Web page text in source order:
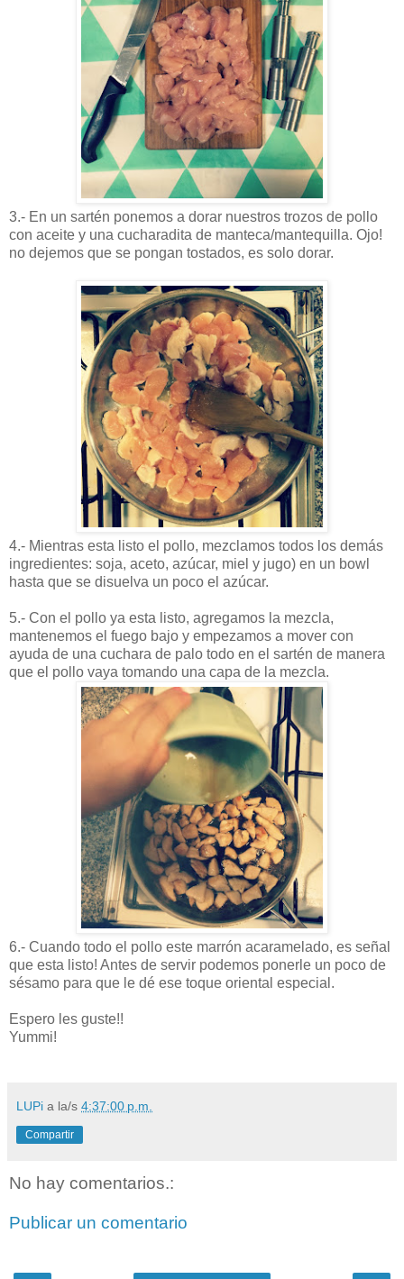
3.- En un sartén ponemos a dorar nuestros trozos de pollo
con aceite y una cucharadita de manteca/mantequilla. Ojo!
no dejemos que se pongan tostados, es solo dorar.
4.- Mientras esta listo el pollo, mezclamos todos los demás
ingredientes: soja, aceto, azúcar, miel y jugo) en un bowl
hasta que se disuelva un poco el azúcar.
5.- Con el pollo ya esta listo, agregamos la mezcla,
mantenemos el fuego bajo y empezamos a mover con
ayuda de una cuchara de palo todo en el sartén de manera
que el pollo vaya tomando una capa de la mezcla.
6.- Cuando todo el pollo este marrón acaramelado, es señal
que esta listo! Antes de servir podemos ponerle un poco de
sésamo para que le dé ese toque oriental especial.
Espero les guste!!
Yummi!
LUPi a la/s 4:37:00 p.m.
Compartir
No hay comentarios.:
Publicar un comentario